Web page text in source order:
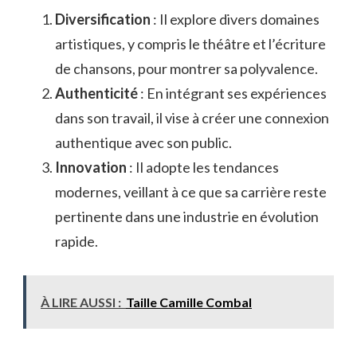
Diversification : Il explore divers domaines
artistiques, y compris le théâtre et l’écriture
de chansons, pour montrer sa polyvalence.
Authenticité: En intégrant ses expériences
dans son travail, il vise à créer une connexion
authentique avec son public.
Innovation : Il adopte les tendances
modernes, veillant à ce que sa carrière reste
pertinente dans une industrie en évolution
rapide.
À LIRE AUSSI : Taille Camille Combal